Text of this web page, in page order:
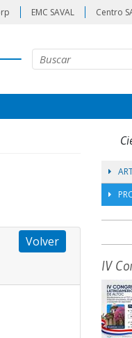
EMC SAVAL Centro
Volver
IV